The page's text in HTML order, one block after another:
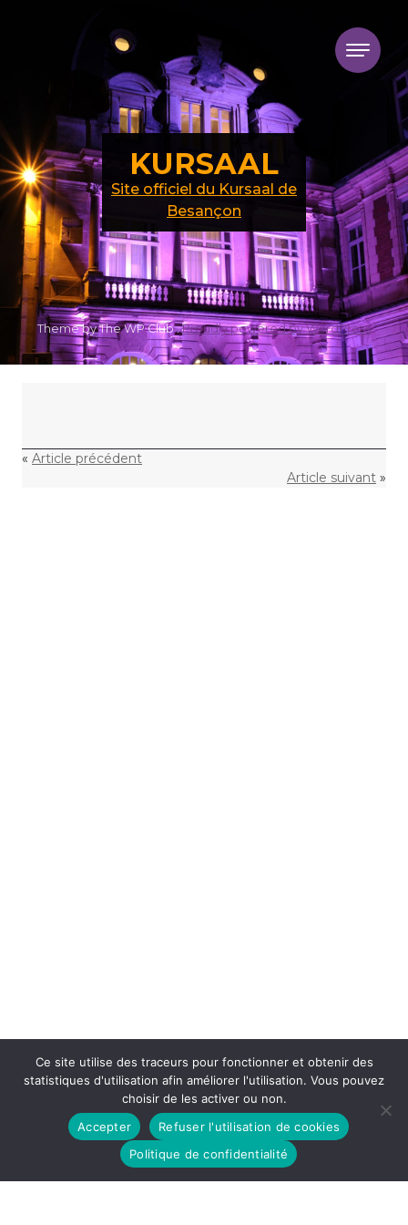
« Article précédent
Article suivant »
KURSAAL
Site officiel du Kursaal de
Besançon
Theme by The WP Club .Proudly powered by WordPress
Ce site utilise des traceurs pour fonctionner et obtenir des
statistiques d'utilisation afin améliorer l'utilisation. Vous pouvez
choisir de les activer ou non.
Accepter
Refuser l'utilisation de cookies
Politique de confidentialité